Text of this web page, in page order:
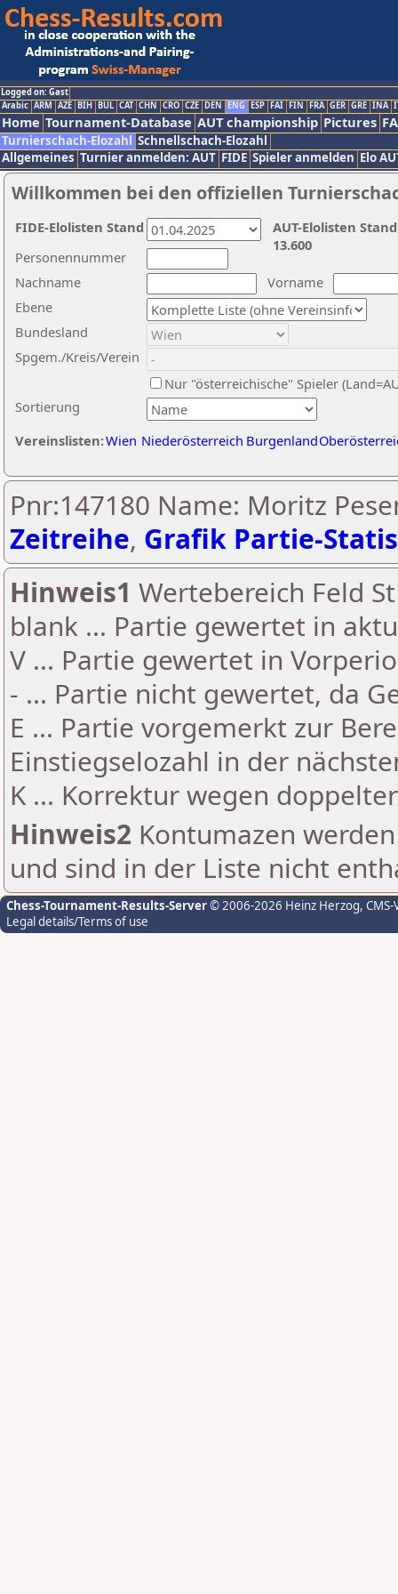
Logged on: Gast
Arabic ARM AZE BIH BUL CAT CHN CRO CZE DEN ENG ESP FAI FIN FRA GER GRE INA
Home Tournament-Database AUT championship Pictures
Turnierschach-Elozahl Schnellschach-Elozahl
Allgemeines Turnier anmelden: AUT FIDE Spieler anmelden Elo
Willkommen bei den offiziellen
Nachname
Vorname
Ebene
Sortierung
Personennummer
Bundesland
Spgem./Kreis/Verein
Nur "österreichische" Spieler
Vereinslisten:Wien Niederösterreich Burgenland
AUT-Elolisten
13.600
FIDE-Elolisten Stand
Pnr:147180 Name: Moritz
Zeitreihe, Grafik Partie-
Hinweis1 Wertebereich Feld
blank ... Partie gewertet in
V ... Partie gewertet in
- ... Partie nicht gewertet, da
E ... Partie vorgemerkt zur
Einstiegselozahl in der
K ... Korrektur wegen
Hinweis2 Kontumazen
und sind in der Liste nicht
Chess-Tournament-Results-Server© 2006-2026 Heinz Herzog,
Legal details/Terms of use